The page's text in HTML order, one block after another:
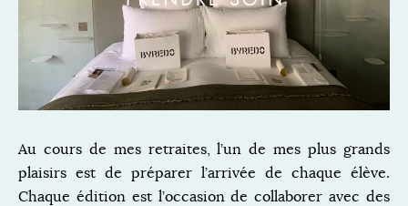
Au cours de mes retraites, l’un de mes plus grands
plaisirs est de préparer l’arrivée de chaque élève.
Chaque édition est l’occasion de collaborer avec des